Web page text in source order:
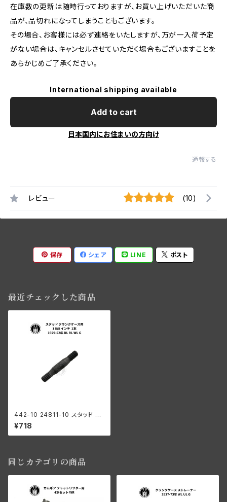
在庫数の更新は随時行っておりますが、お買い上げいただいた商
品が、品切れになってしまうこともございます。
その場合、お客様には必ず連絡をいたしますが、万が一入荷予定
がない場合は、キャンセルさせていただく場合もございますことを
あらかじめご了承ください。
International shipping available
Add to cart
日本国内にお住まいの方向け
通報する
レビュー (10)
保存 シェア LINE ポスト
最近チェックした商品
442-10 24811-10 スタッド ク
ランクケース用 1 5/8 インチ 1
本 ハーレーダビッドソン 1929-
52年 DL RL WL G
¥718
同じカテゴリの商品